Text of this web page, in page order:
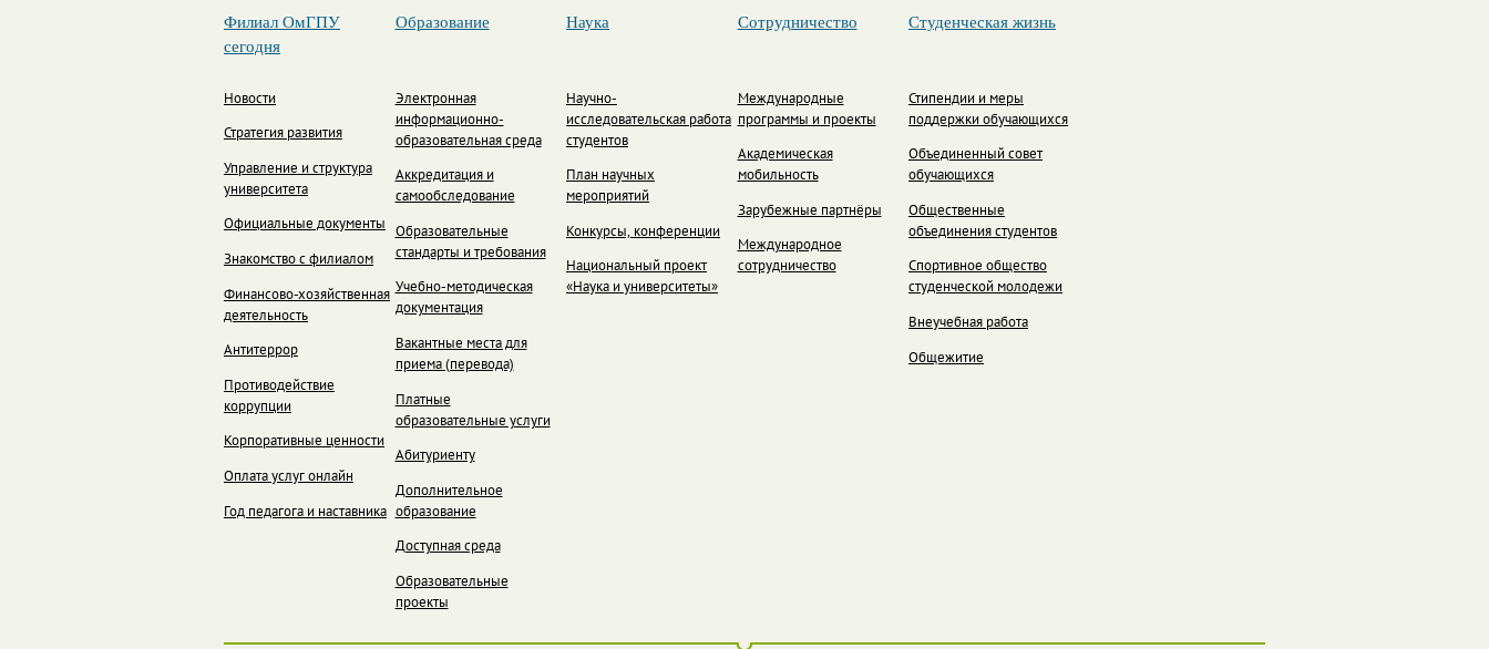
Филиал ОмГПУ
сегодня
Новости
Стратегия развития
Управление и структура
университета
Официальные документы
Знакомство с филиалом
Финансово-хозяйственная
деятельность
Антитеррор
Противодействие
коррупции
Корпоративные ценности
Оплата услуг онлайн
Год педагога и наставника
Образование
Электронная
информационно-
образовательная среда
Аккредитация и
самообследование
Образовательные
стандарты и требования
Учебно-методическая
документация
Вакантные места для
приема (перевода)
Платные
образовательные услуги
Абитуриенту
Дополнительное
образование
Доступная среда
Образовательные
проекты
Наука
Научно-
исследовательская работа
студентов
План научных
мероприятий
Конкурсы, конференции
Национальный проект
«Наука и университеты»
Сотрудничество
Международные
программы и проекты
Академическая
мобильность
Зарубежные партнёры
Международное
сотрудничество
Студенческая жизнь
Стипендии и меры
поддержки обучающихся
Объединенный совет
обучающихся
Общественные
объединения студентов
Спортивное общество
студенческой молодежи
Внеучебная работа
Общежитие